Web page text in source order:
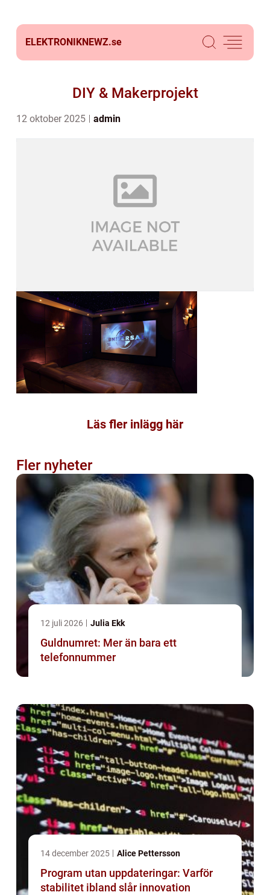
ELEKTRONIKNEWZ.se
DIY & Makerprojekt
12 oktober 2025 admin
Läs fler inlägg här
Fler nyheter
12 juli 2026 Julia Ekk
Guldnumret: Mer än bara ett
telefonnummer
14 december 2025 Alice Pettersson
Program utan uppdateringar: Varför
stabilitet ibland slår innovation